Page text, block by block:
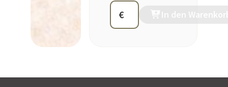
€